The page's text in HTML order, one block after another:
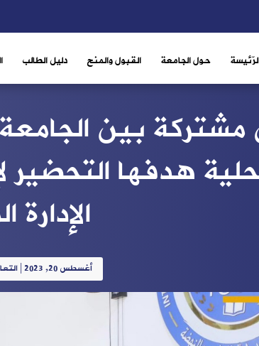
حول الجامعة القبول والمنح دليل الطالب
بين الجامعة
هدفها
الإدارة
أغسطس 20, 2023 |